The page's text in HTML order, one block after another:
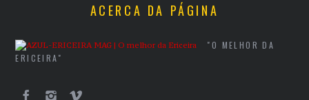
ACERCA DA PÁGINA
"O MELHOR DA
ERICEIRA"